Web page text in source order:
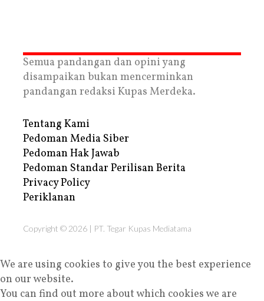
Semua pandangan dan opini yang
disampaikan bukan mencerminkan
pandangan redaksi Kupas Merdeka.
Tentang Kami
Pedoman Media Siber
Pedoman Hak Jawab
Pedoman Standar Perilisan Berita
Privacy Policy
Periklanan
Copyright © 2026 | PT. Tegar Kupas Mediatama
We are using cookies to give you the best experience
on our website.
You can find out more about which cookies we are